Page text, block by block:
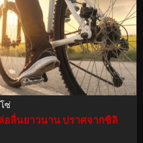
ซ่
อลื่นยาวนาน ปราศจากซิลิ